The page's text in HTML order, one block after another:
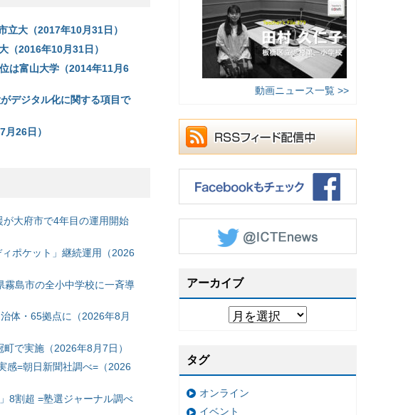
立大（2017年10月31日）
（2016年10月31日）
は富山大学（2014年11月6
デジタル化に関する項目で
26日）
大府市で4年目の運用開始
ポケット」継続運用（2026
島市の全小中学校に一斉導
体・65拠点に（2026年8月
で実施（2026年8月7日）
感=朝日新聞社調べ=（2026
8割超 =塾選ジャーナル調べ
動画ニュース一覧 >>
アーカイブ
タグ
オンライン
イベント